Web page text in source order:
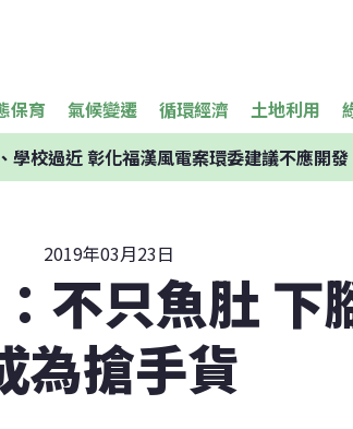
保育 氣候變遷 循環經濟 土地利用
學校過近 彰化福漢風電案環委建議不應開發
2019年03月23日
不只魚肚 下
為搶手貨